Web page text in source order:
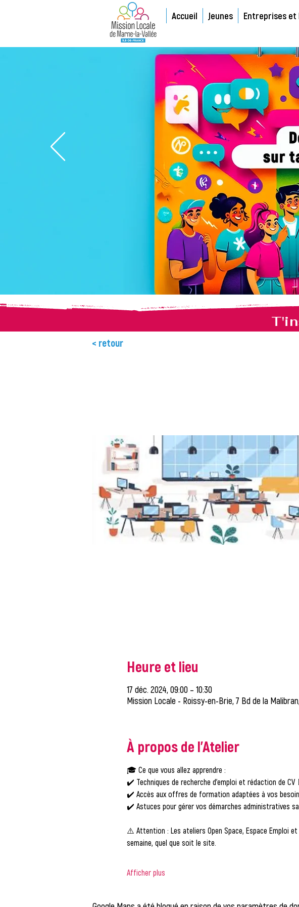
Accueil Jeunes Entreprises
< retour
Heure et lieu
17 déc. 2024, 09:00 – 10:30
Mission Locale - Roissy-en-Brie, 7 Bd de la
À propos de l'Atelier
🎓 Ce que vous allez apprendre :
✔️ Techniques de recherche d'emploi et rédaction de
✔️ Accès aux offres de formation adaptées à vos
✔️ Astuces pour gérer vos démarches administratives
⚠️ Attention : Les ateliers Open Space, Espace Emploi
semaine, quel que soit le site.
Afficher plus